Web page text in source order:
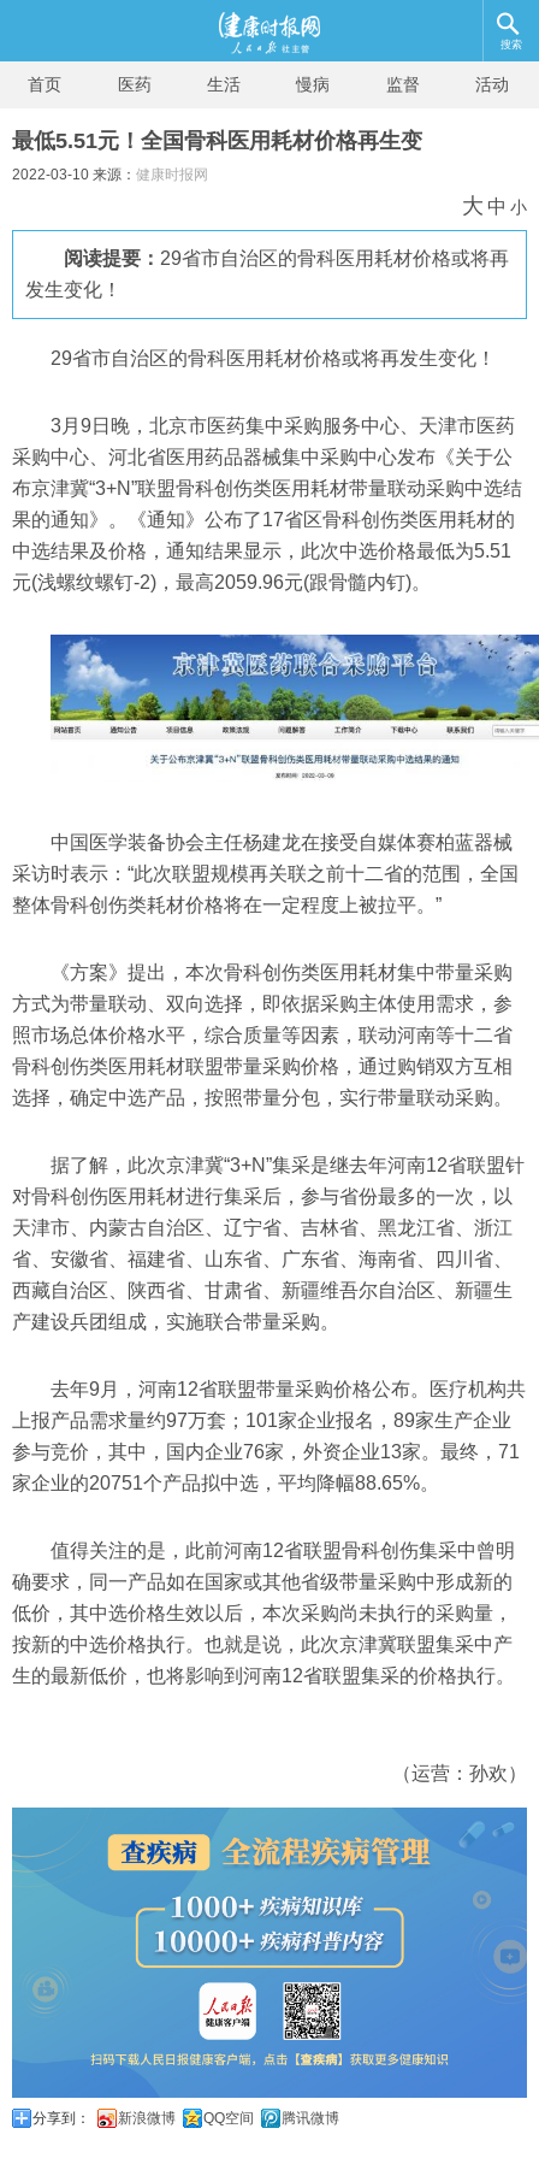
搜索
首页 医药 生活 慢病 监督 活动
最低5.51元！全国骨科医用耗材价格再生变
2022-03-10 来源： 健康时报网
大 中 小
阅读提要： 29省市自治区的骨科医用耗材价格或将再
发生变化！
29省市自治区的骨科医用耗材价格或将再发生变化！
3月9日晚，北京市医药集中采购服务中心、天津市医药
采购中心、河北省医用药品器械集中采购中心发布《关于公
布京津冀“3+N”联盟骨科创伤类医用耗材带量联动采购中选结
果的通知》。《通知》公布了17省区骨科创伤类医用耗材的
中选结果及价格，通知结果显示，此次中选价格最低为5.51
元(浅螺纹螺钉-2)，最高2059.96元(跟骨髓内钉)。
中国医学装备协会主任杨建龙在接受自媒体赛柏蓝器械
采访时表示：“此次联盟规模再关联之前十二省的范围，全国
整体骨科创伤类耗材价格将在一定程度上被拉平。”
《方案》提出，本次骨科创伤类医用耗材集中带量采购
方式为带量联动、双向选择，即依据采购主体使用需求，参
照市场总体价格水平，综合质量等因素，联动河南等十二省
骨科创伤类医用耗材联盟带量采购价格，通过购销双方互相
选择，确定中选产品，按照带量分包，实行带量联动采购。
据了解，此次京津冀“3+N”集采是继去年河南12省联盟针
对骨科创伤医用耗材进行集采后，参与省份最多的一次，以
天津市、内蒙古自治区、辽宁省、吉林省、黑龙江省、浙江
省、安徽省、福建省、山东省、广东省、海南省、四川省、
西藏自治区、陕西省、甘肃省、新疆维吾尔自治区、新疆生
产建设兵团组成，实施联合带量采购。
去年9月，河南12省联盟带量采购价格公布。医疗机构共
上报产品需求量约97万套；101家企业报名，89家生产企业
参与竞价，其中，国内企业76家，外资企业13家。最终，71
家企业的20751个产品拟中选，平均降幅88.65%。
值得关注的是，此前河南12省联盟骨科创伤集采中曾明
确要求，同一产品如在国家或其他省级带量采购中形成新的
低价，其中选价格生效以后，本次采购尚未执行的采购量，
按新的中选价格执行。也就是说，此次京津冀联盟集采中产
生的最新低价，也将影响到河南12省联盟集采的价格执行。
（运营：孙欢）
分享到： 新浪微博 QQ空间 腾讯微博